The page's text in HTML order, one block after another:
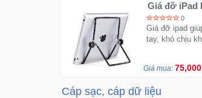
Giá đỡ iPad
0
Giá đỡ ipad
tay, khó chịu
Giá mua:
Cáp sạc, cáp dữ liệu